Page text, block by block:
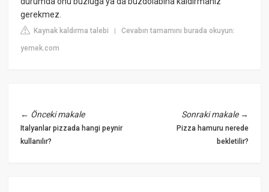
gerekmez.
Kaynak kaldırma talebi |Cevabın tamamını burada okuyun:
yemek.com
← Önceki makale
Italyanlar pizzada hangi peynir
kullanılır?
Sonraki makale→
Pizza hamuru nerede
bekletilir?